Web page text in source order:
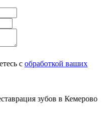
с обработкой ваших
зубов в Кемерово